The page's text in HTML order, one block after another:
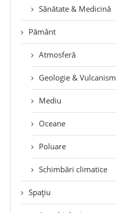
Sănătate & Medicină
Pământ
Atmosferă
Geologie & Vulcanism
Mediu
Oceane
Poluare
Schimbări climatice
Spațiu